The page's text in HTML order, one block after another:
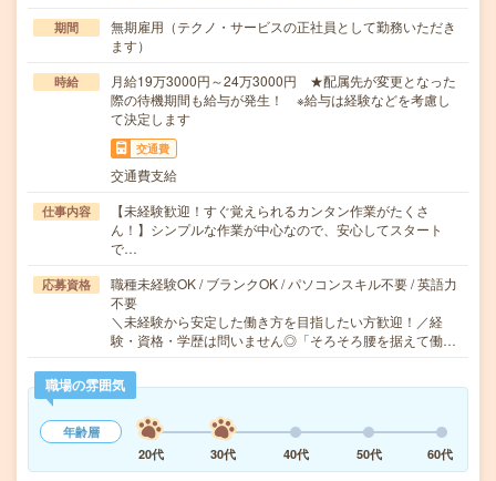
期間
無期雇用（テクノ・サービスの正社員として勤務いただき
ます）
時給
月給19万3000円～24万3000円 ★配属先が変更となった
際の待機期間も給与が発生！ ※給与は経験などを考慮し
て決定します
交通費
交通費支給
仕事内容
【未経験歓迎！すぐ覚えられるカンタン作業がたくさ
ん！】シンプルな作業が中心なので、安心してスタート
で…
応募資格
職種未経験OK / ブランクOK / パソコンスキル不要 / 英語力
不要
＼未経験から安定した働き方を目指したい方歓迎！／経
験・資格・学歴は問いません◎「そろそろ腰を据えて働…
職場の雰囲気
年齢層
20代
30代 40代 50代 60代